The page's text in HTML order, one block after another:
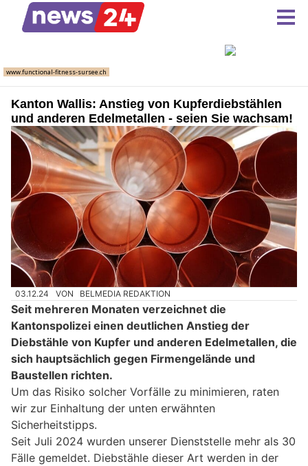
Kanton Wallis: Anstieg von Kupferdiebstählen
und anderen Edelmetallen - seien Sie wachsam!
03.12.24 VON BELMEDIA REDAKTION
Seit mehreren Monaten verzeichnet die
Kantonspolizei einen deutlichen Anstieg der
Diebstähle von Kupfer und anderen Edelmetallen, die
sich hauptsächlich gegen Firmengelände und
Baustellen richten.
Um das Risiko solcher Vorfälle zu minimieren, raten
wir zur Einhaltung der unten erwähnten
Sicherheitstipps.
Seit Juli 2024 wurden unserer Dienststelle mehr als 30
Fälle gemeldet. Diebstähle dieser Art werden in der